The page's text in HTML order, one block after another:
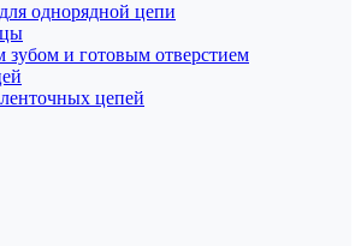
однорядной цепи
зубом и готовым отверстием
цепей